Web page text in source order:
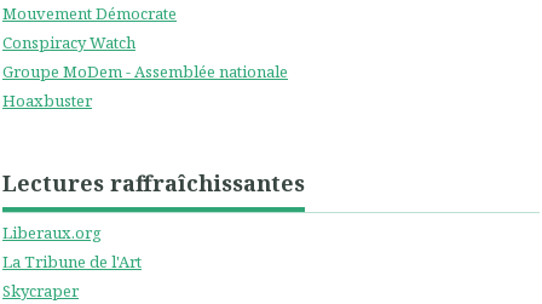
Mouvement Démocrate
Conspiracy Watch
Groupe MoDem - Assemblée nationale
Hoaxbuster
Lectures raffraîchissantes
Liberaux.org
La Tribune de l'Art
Skycraper